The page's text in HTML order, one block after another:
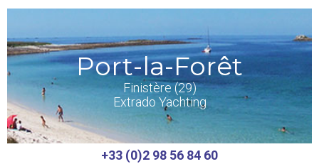
Port-la-Forêt
Finistère (29)
Extrado Yachting
+33 (0)2 98 56 84 60